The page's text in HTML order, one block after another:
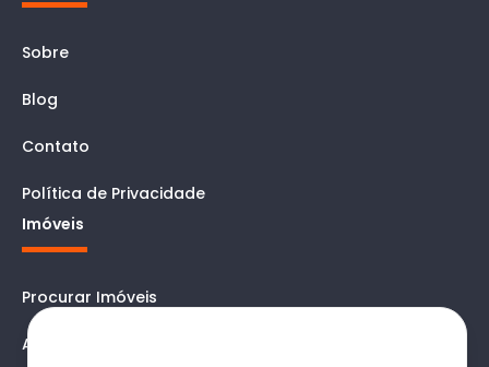
Sobre
Blog
Contato
Política de Privacidade
Imóveis
Procurar Imóveis
Avaliar